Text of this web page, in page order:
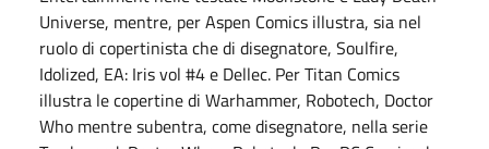
Universe, mentre, per Aspen Comics illustra, sia nel
ruolo di copertinista che di disegnatore, Soulfire,
Idolized, EA: Iris vol #4 e Dellec. Per Titan Comics
illustra le copertine di Warhammer, Robotech, Doctor
Who mentre subentra, come disegnatore, nella serie